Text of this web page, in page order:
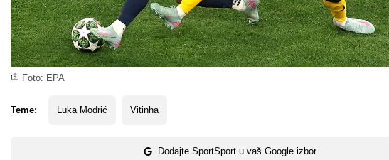
Foto: EPA
Teme: Luka Modrić Vitinha
Dodajte SportSport u vaš Google izbor